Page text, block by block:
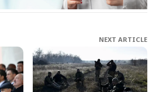
NEXT ARTICLE